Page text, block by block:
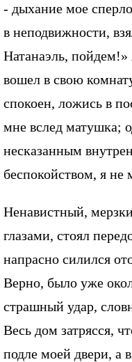
- дыхание мое
в неподвижности,
Натанаэль, пойдем!»
вошел в свою
спокоен, ложись в
мне вслед матушка;
несказанным
беспокойством, я не
Ненавистный,
глазами, стоял
напрасно силился
Верно, было уже
страшный удар,
Весь дом затрясся,
подле моей двери, а